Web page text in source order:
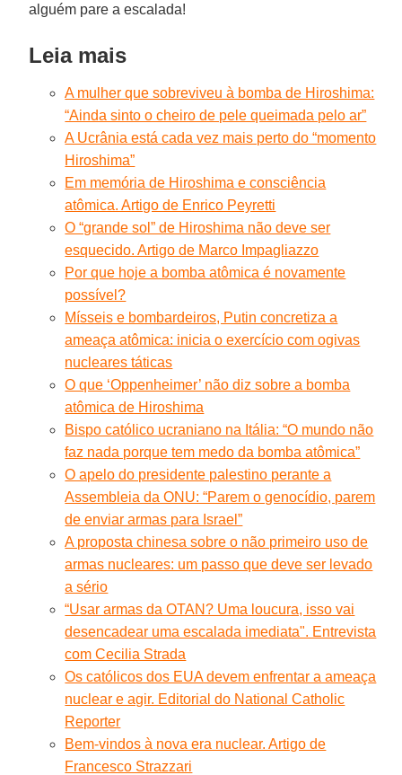
alguém pare a escalada!
Leia mais
A mulher que sobreviveu à bomba de Hiroshima:
“Ainda sinto o cheiro de pele queimada pelo ar”
A Ucrânia está cada vez mais perto do “momento
Hiroshima”
Em memória de Hiroshima e consciência
atômica. Artigo de Enrico Peyretti
O “grande sol” de Hiroshima não deve ser
esquecido. Artigo de Marco Impagliazzo
Por que hoje a bomba atômica é novamente
possível?
Mísseis e bombardeiros, Putin concretiza a
ameaça atômica: inicia o exercício com ogivas
nucleares táticas
O que ‘Oppenheimer’ não diz sobre a bomba
atômica de Hiroshima
Bispo católico ucraniano na Itália: “O mundo não
faz nada porque tem medo da bomba atômica”
O apelo do presidente palestino perante a
Assembleia da ONU: “Parem o genocídio, parem
de enviar armas para Israel”
A proposta chinesa sobre o não primeiro uso de
armas nucleares: um passo que deve ser levado
a sério
“Usar armas da OTAN? Uma loucura, isso vai
desencadear uma escalada imediata". Entrevista
com Cecilia Strada
Os católicos dos EUA devem enfrentar a ameaça
nuclear e agir. Editorial do National Catholic
Reporter
Bem-vindos à nova era nuclear. Artigo de
Francesco Strazzari